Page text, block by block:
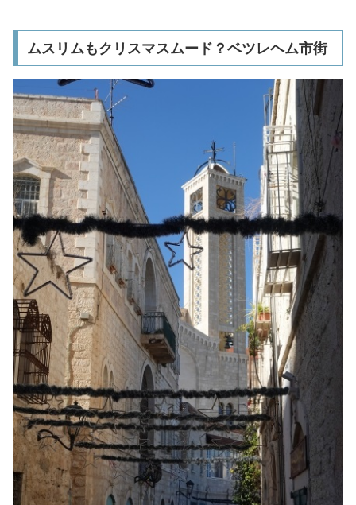
ムスリムもクリスマスムード？ベツレヘム市街